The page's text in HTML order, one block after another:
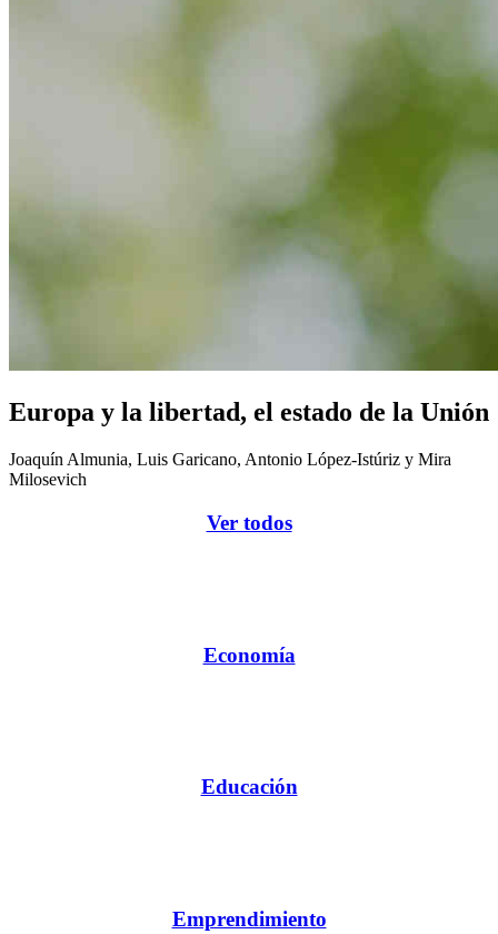
Europa y la libertad, el estado de la Unión
Joaquín Almunia, Luis Garicano, Antonio López-Istúriz y Mira
Milosevich
Ver todos
Economía
Educación
Emprendimiento